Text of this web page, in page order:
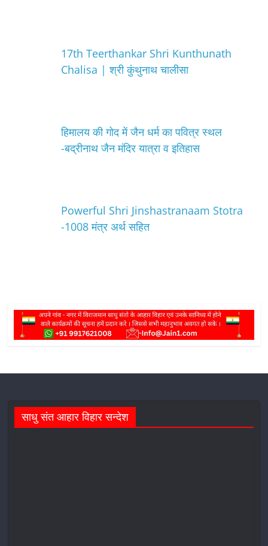
17th Teerthankar Shri Kunthunath
Chalisa | श्री कुंथुनाथ चालीसा
हिमालय की गोद में जैन धर्म का पवित्र स्थल
-बद्रीनाथ जैन मंदिर यात्रा व इतिहास
Powerful Shri Jinshastranaam Stotra
-1008 मंत्र अर्थ सहित
साधु संत आहार विहार सन्देश